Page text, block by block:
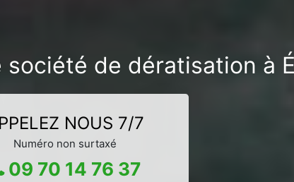
de dératisation à
NOUS 7/7
Numéro non surtaxé
09 70 14 76 37